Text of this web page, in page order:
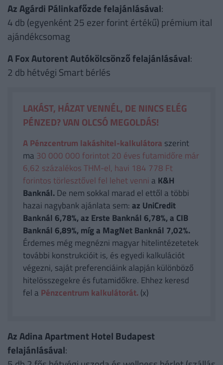
Az Agárdi Pálinkafőzde felajánlásával:
4 db (egyenként 25 ezer forint értékű) prémium ital
ajándékcsomag
A Fox Autorent Autókölcsönző felajánlásával:
2 db hétvégi Smart bérlés
LAKÁST, HÁZAT VENNÉL, DE NINCS ELÉG
PÉNZED? VAN OLCSÓ MEGOLDÁS!
A Pénzcentrum lakáshitel-kalkulátora szerint
ma 30 000 000 forintot 20 éves futamidőre már
6,62 százalékos THM-el, havi 184 778 Ft
forintos törlesztővel fel lehet venni a K&H
Banknál.De nem sokkal marad el ettől a többi
hazai nagybank ajánlata sem:az UniCredit
Banknál 6,78%, az Erste Banknál 6,78%, a CIB
Banknál 6,89%, míg a MagNet Banknál 7,02%.
Érdemes még megnézni magyar hitelintézetetek
további konstrukcióit is, és egyedi kalkulációt
végezni, saját preferenciáink alapján különböző
hitelösszegekre és futamidőkre. Ehhez keresd
fel a Pénzcentrum kalkulátorát. (x)
Az Adina Apartment Hotel Budapest
felajánlásával: